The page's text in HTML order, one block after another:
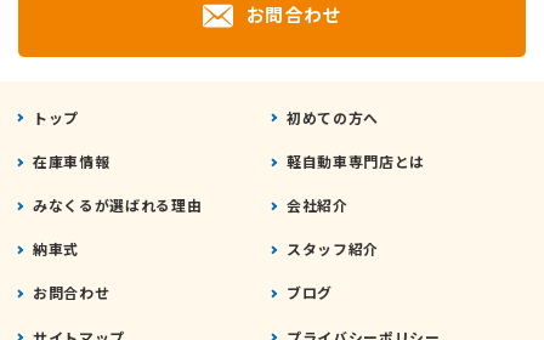
お問合わせ
トップ 初めての方へ
在庫車情報 軽自動車専門店とは
みなくるが選ばれる理由 会社紹介
納車式 スタッフ紹介
お問合わせ ブログ